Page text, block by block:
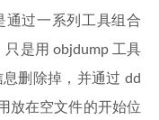
通过一系列工具组合
只是用 objdump 工具
删除掉，并通过 dd
放在空文件的开始位